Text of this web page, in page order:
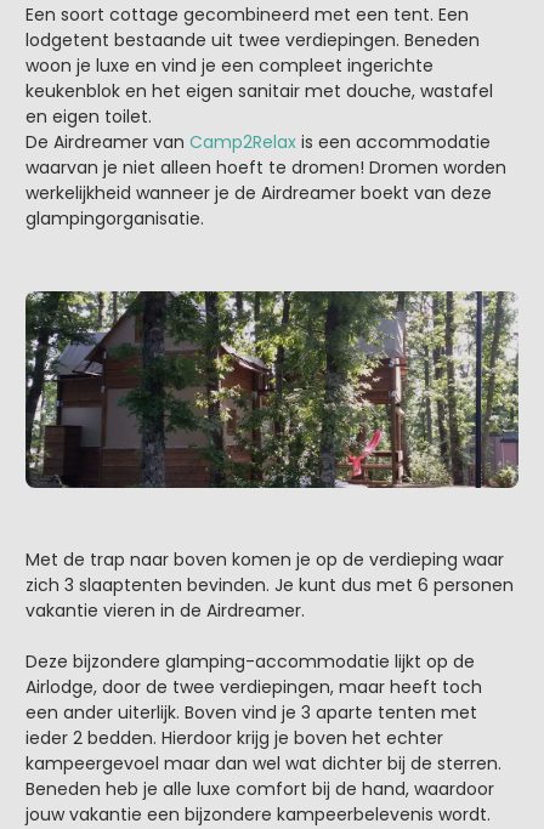
Een soort cottage gecombineerd met een tent. Een
lodgetent bestaande uit twee verdiepingen. Beneden
woon je luxe en vind je een compleet ingerichte
keukenblok en het eigen sanitair met douche, wastafel
en eigen toilet.
De Airdreamer van Camp2Relax is een accommodatie
waarvan je niet alleen hoeft te dromen! Dromen worden
werkelijkheid wanneer je de Airdreamer boekt van deze
glampingorganisatie.
Met de trap naar boven komen je op de verdieping waar
zich 3 slaaptenten bevinden. Je kunt dus met 6 personen
vakantie vieren in de Airdreamer.
Deze bijzondere glamping-accommodatie lijkt op de
Airlodge, door de twee verdiepingen, maar heeft toch
een ander uiterlijk. Boven vind je 3 aparte tenten met
ieder 2 bedden. Hierdoor krijg je boven het echter
kampeergevoel maar dan wel wat dichter bij de sterren.
Beneden heb je alle luxe comfort bij de hand, waardoor
jouw vakantie een bijzondere kampeerbelevenis wordt.